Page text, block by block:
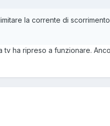
la corrente di
ha ripreso a funzionare.